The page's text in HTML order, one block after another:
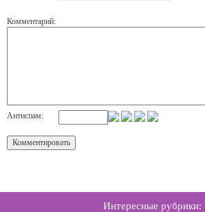
Комментарий:
Антиспам:
Интересные рубрики: